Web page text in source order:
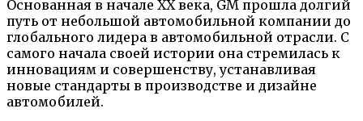
Основанная в начале XX века, GM прошла долгий
путь от небольшой автомобильной компании до
глобального лидера в автомобильной отрасли. С
самого начала своей истории она стремилась к
инновациям и совершенству, устанавливая
новые стандарты в производстве и дизайне
автомобилей.